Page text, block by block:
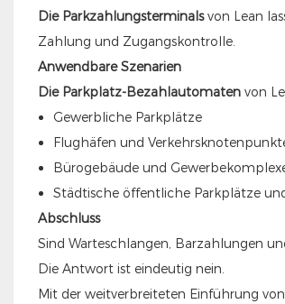
Die Parkzahlungsterminalsvon Lean
Zahlung und Zugangskontrolle.
Anwendbare Szenarien
Die Parkplatz-Bezahlautomatenvon
Gewerbliche Parkplätze
Flughäfen und
Bürogebäude und
Städtische öffentliche Parkplätze
Abschluss
Sind Warteschlangen, Barzahlungen
Die Antwort ist eindeutig nein.
Mit der weitverbreiteten Einführung von